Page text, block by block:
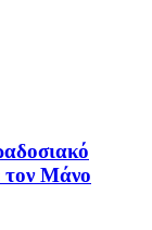
τον Μάνο